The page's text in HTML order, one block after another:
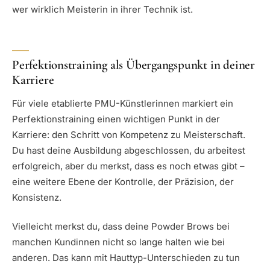
wer wirklich Meisterin in ihrer Technik ist.
Perfektionstraining als Übergangspunkt in deiner
Karriere
Für viele etablierte PMU-Künstlerinnen markiert ein
Perfektionstraining einen wichtigen Punkt in der
Karriere: den Schritt von Kompetenz zu Meisterschaft.
Du hast deine Ausbildung abgeschlossen, du arbeitest
erfolgreich, aber du merkst, dass es noch etwas gibt –
eine weitere Ebene der Kontrolle, der Präzision, der
Konsistenz.
Vielleicht merkst du, dass deine Powder Brows bei
manchen Kundinnen nicht so lange halten wie bei
anderen. Das kann mit Hauttyp-Unterschieden zu tun